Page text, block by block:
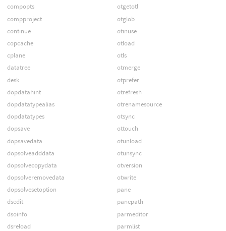
compopts
compproject
continue
copcache
cplane
datatree
desk
dopdatahint
dopdatatypealias
dopdatatypes
dopsave
dopsavedata
dopsolveadddata
dopsolvecopydata
dopsolveremovedata
dopsolvesetoption
dsedit
dsoinfo
dsreload
otgetotl
otglob
otinuse
otload
otls
otmerge
otprefer
otrefresh
otrenamesource
otsync
ottouch
otunload
otunsync
otversion
otwrite
pane
panepath
parmeditor
parmlist